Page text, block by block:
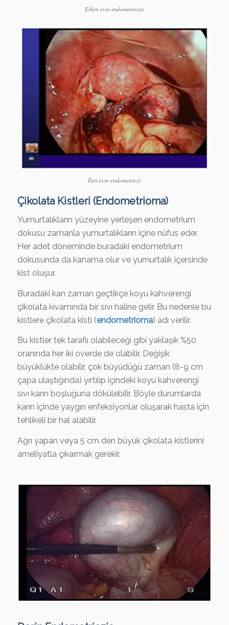
Erken evre endometriozis
İleri evre endometriozi
Çikolata Kistleri (Endometrioma)
Yumurtalıkların yüzeyine yerleşen endometrium
dokusu zamanla yumurtalıkların içine nüfus eder.
Her adet döneminde buradaki endometrium
dokusunda da kanama olur ve yumurtalık içersinde
kist oluşur.
Buradaki kan zaman geçtikçe koyu kahverengi
çikolata kıvamında bir sıvı haline gelir. Bu nedenle bu
kistlere çikolata kisti (endometrioma) adı verilir.
Bu kistler tek taraflı olabileceği gibi yaklaşık %50
oranında her iki overde de olabilir. Değişik
büyüklükte olabilir, çok büyüdüğü zaman (8-9 cm
çapa ulaştığında) yırtılıp içindeki koyu kahverengi
sıvı karın boşluğuna dökülebilir. Böyle durumlarda
karın içinde yaygın enfeksiyonlar oluşarak hasta için
tehlikeli bir hal alabilir.
Ağrı yapan veya 5 cm den büyük çikolata kistlerini
ameliyatla çıkarmak gerekir.